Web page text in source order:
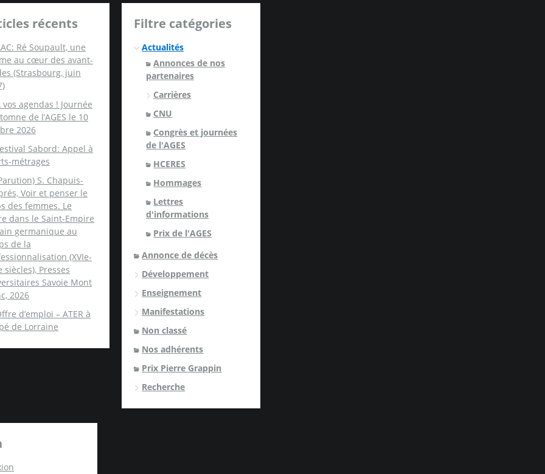
récents
Ré Soupault, une
au cœur des avant-
(Strasbourg, juin
vos agendas ! Journée
de l’AGES le 10
2026
Sabord: Appel à
métrages
S. Chapuis-
Voir et penser le
des femmes. Le
dans le Saint-Empire
germanique au
de la
(XVIe-
siècles), Presses
Savoie Mont
2026
d’emploi – ATER à
de Lorraine
Filtre catégories
Actualités
Annonces de nos
partenaires
Carrières
CNU
Congrès et journées
de l'AGES
HCERES
Hommages
Lettres
d'informations
Prix de l'AGES
Annonce de décès
Développement
Enseignement
Manifestations
Non classé
Nos adhérents
Prix Pierre Grappin
Recherche